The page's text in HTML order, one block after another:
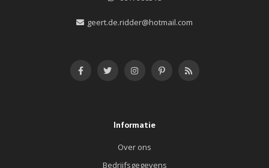
geert.de.ridder@hotmail.com
Informatie
Over ons
Bedrijfsgegevens